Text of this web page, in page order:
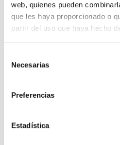
web, quienes pueden
que les haya proporcionado o
partir del uso que haya hecho
Necesarias
Preferencias
Estadística
Tipo *
información sobre la